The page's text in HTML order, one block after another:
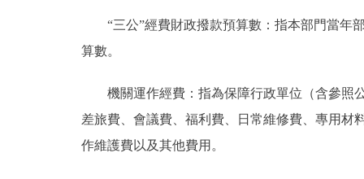
“三公”經費財政撥款預算數：指本部門當年部
算數。
機關運作經費：指為保障行政單位（含參照公
差旅費、會議費、福利費、日常維修費、專用材
作維護費以及其他費用。